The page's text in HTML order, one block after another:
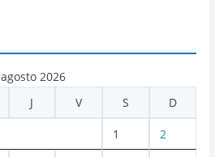
agosto 2026
J V S D
1 2